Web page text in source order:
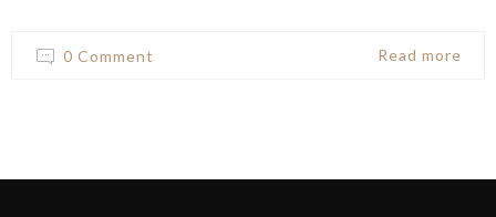
0 Comment Read more